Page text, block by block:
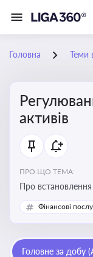
Головна Теми
активів
ПРО ЩО ТЕМА:
Про встановлення
контролю за
оподаткуванням
Фінансові
Головне за добу